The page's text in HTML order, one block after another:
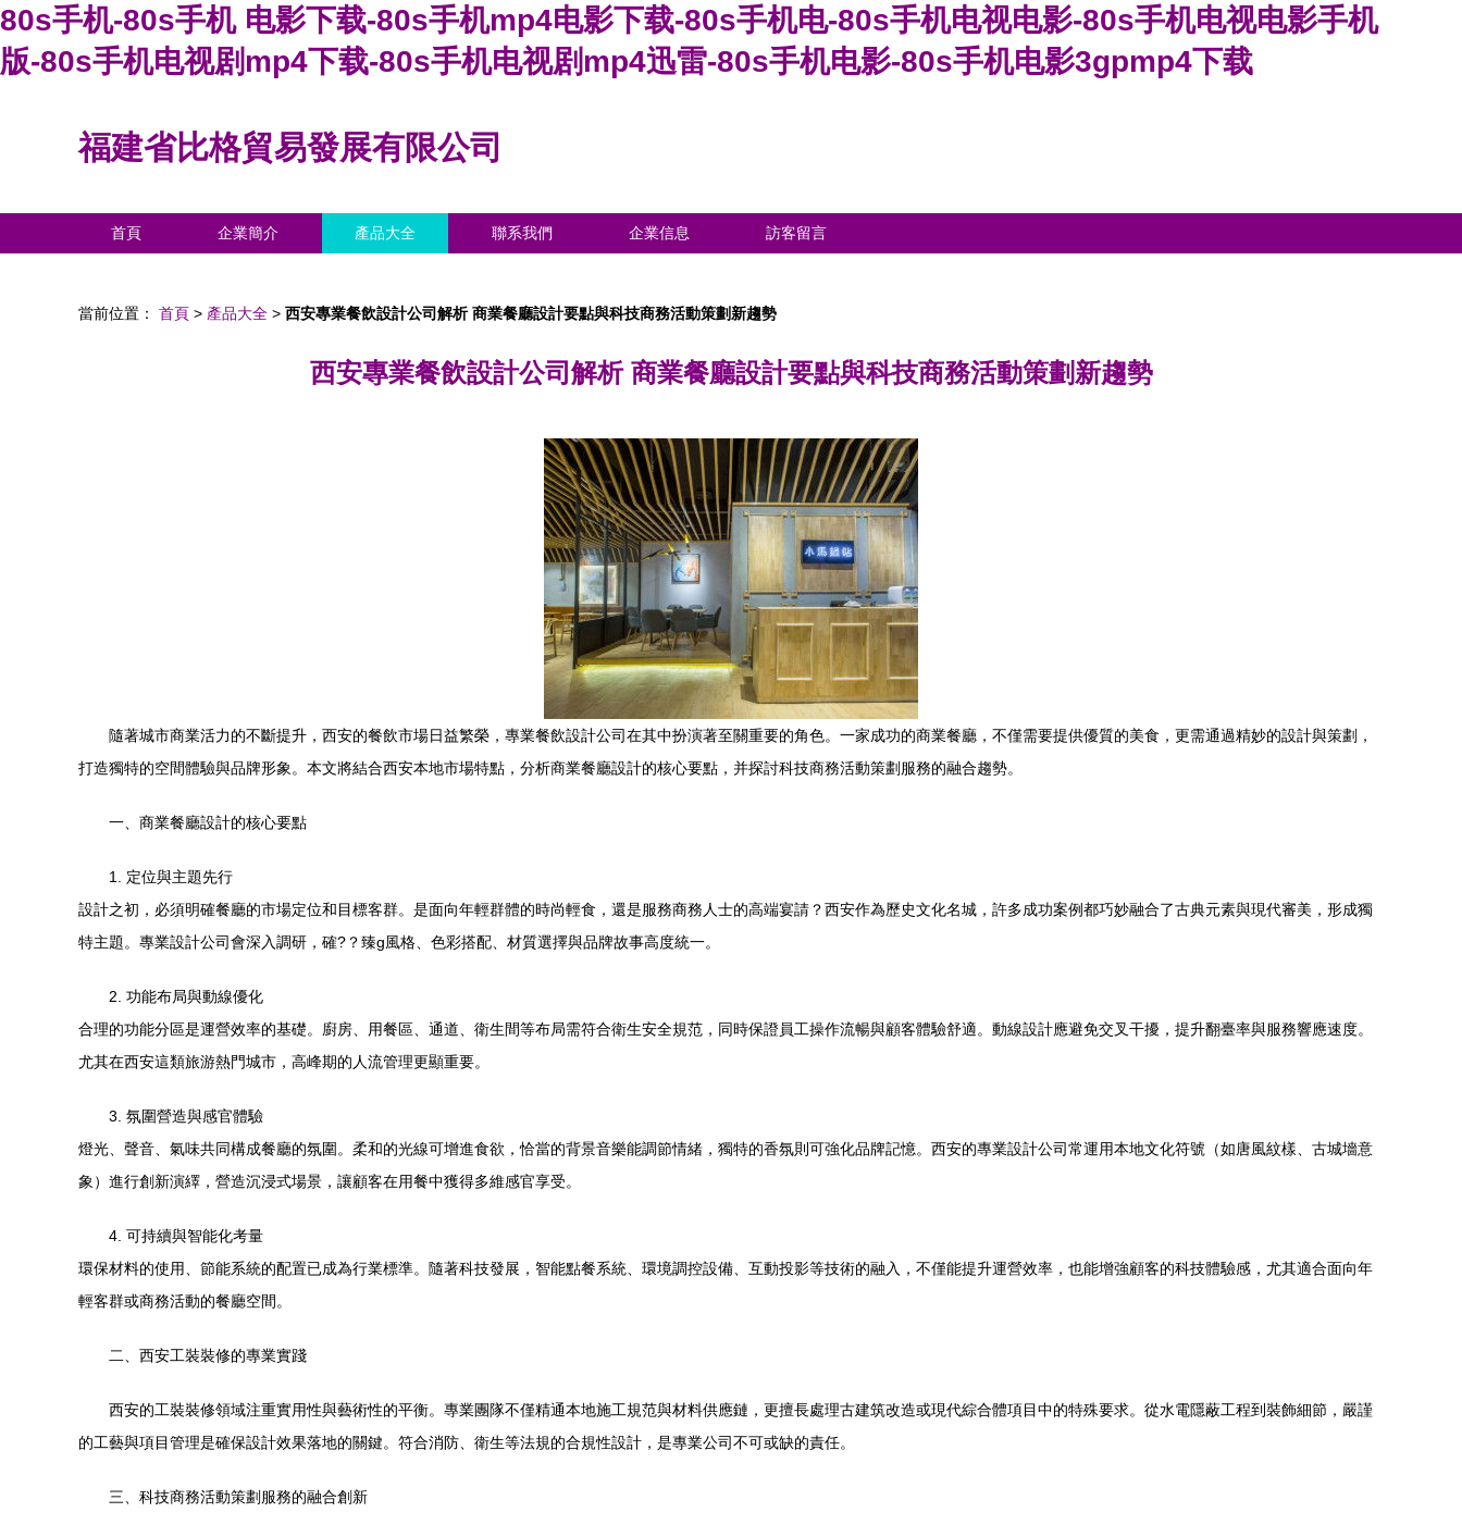
80s手机-80s手机 电影下载-80s手机mp4电影下载-80s手机电-80s手机电视电影-80s手机电视电影手机
版-80s手机电视剧mp4下载-80s手机电视剧mp4迅雷-80s手机电影-80s手机电影3gpmp4下载
福建省比格貿易發展有限公司
首頁 企業簡介 產品大全 聯系我們 企業信息 訪客留言
當前位置： 首頁 > 產品大全 > 西安專業餐飲設計公司解析 商業餐廳設計要點與科技商務活動策劃新趨勢
西安專業餐飲設計公司解析 商業餐廳設計要點與科技商務活動策劃新趨勢
隨著城市商業活力的不斷提升，西安的餐飲市場日益繁榮，專業餐飲設計公司在其中扮演著至關重要的角色。一家成功的商業餐廳，不僅需要提供優質的美食，更需通過精妙的設計與策劃，
打造獨特的空間體驗與品牌形象。本文將結合西安本地市場特點，分析商業餐廳設計的核心要點，并探討科技商務活動策劃服務的融合趨勢。
一、商業餐廳設計的核心要點
1. 定位與主題先行
設計之初，必須明確餐廳的市場定位和目標客群。是面向年輕群體的時尚輕食，還是服務商務人士的高端宴請？西安作為歷史文化名城，許多成功案例都巧妙融合了古典元素與現代審美，形成獨
特主題。專業設計公司會深入調研，確?？臻g風格、色彩搭配、材質選擇與品牌故事高度統一。
2. 功能布局與動線優化
合理的功能分區是運營效率的基礎。廚房、用餐區、通道、衛生間等布局需符合衛生安全規范，同時保證員工操作流暢與顧客體驗舒適。動線設計應避免交叉干擾，提升翻臺率與服務響應速度。
尤其在西安這類旅游熱門城市，高峰期的人流管理更顯重要。
3. 氛圍營造與感官體驗
燈光、聲音、氣味共同構成餐廳的氛圍。柔和的光線可增進食欲，恰當的背景音樂能調節情緒，獨特的香氛則可強化品牌記憶。西安的專業設計公司常運用本地文化符號（如唐風紋樣、古城墻意
象）進行創新演繹，營造沉浸式場景，讓顧客在用餐中獲得多維感官享受。
4. 可持續與智能化考量
環保材料的使用、節能系統的配置已成為行業標準。隨著科技發展，智能點餐系統、環境調控設備、互動投影等技術的融入，不僅能提升運營效率，也能增強顧客的科技體驗感，尤其適合面向年
輕客群或商務活動的餐廳空間。
二、西安工裝裝修的專業實踐
西安的工裝裝修領域注重實用性與藝術性的平衡。專業團隊不僅精通本地施工規范與材料供應鏈，更擅長處理古建筑改造或現代綜合體項目中的特殊要求。從水電隱蔽工程到裝飾細節，嚴謹
的工藝與項目管理是確保設計效果落地的關鍵。符合消防、衛生等法規的合規性設計，是專業公司不可或缺的責任。
三、科技商務活動策劃服務的融合創新